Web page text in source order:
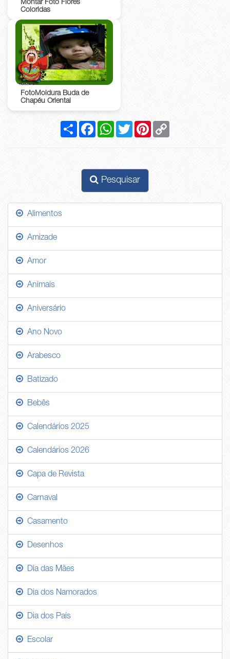
Montar Foto Flores
Coloridas
FotoMoldura Buda de
Chapéu Oriental
Compartilhar
FacebookWhatsApp
Twitter Pinterest
Pesquisar
Alimentos
Amizade
Amor
Animais
Aniversário
Ano Novo
Arabesco
Batizado
Bebês
Calendários 2025
Calendários 2026
Capa de Revista
Carnaval
Casamento
Desenhos
Dia das Mães
Dia dos Namorados
Dia dos Pais
Escolar